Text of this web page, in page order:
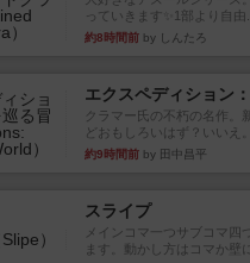
っていきます✨1部より自由...
約8時間前 by しんたろ
エクスペディション
クラマー氏の不朽の名作。
どおもしろいはず？いいえ。
約9時間前 by 田中昌平
スライプ
メインコマ一つサブコマ四
ます。動かし方はコマか壁